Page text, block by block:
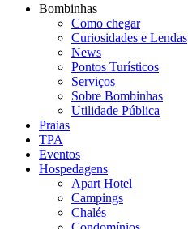
Bombinhas
Como chegar
Curiosidades e Lendas
News
Pontos Turísticos
Serviços
Sobre Bombinhas
Utilidade Pública
Praias
TPA
Eventos
Hospedagens
Apart Hotel
Campings
Chalés